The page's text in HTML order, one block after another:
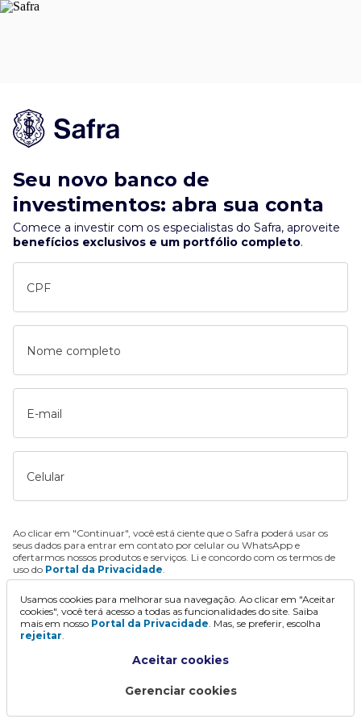
Seu novo banco de
investimentos: abra sua conta
Comece a investir com os especialistas do Safra, aproveite
benefícios exclusivos e um portfólio completo.
CPF
Nome completo
E-mail
Celular
Ao clicar em "Continuar", você está ciente que o Safra poderá usar os
seus dados para entrar em contato por celular ou WhatsApp e
ofertarmos nossos produtos e serviços. Li e concordo com os termos de
uso do Portal da Privacidade.
Continuar
Usamos cookies para melhorar sua navegação. Ao clicar em "Aceitar
cookies", você terá acesso a todas as funcionalidades do site. Saiba
mais em nosso Portal da Privacidade. Mas, se preferir, escolha
rejeitar.
Aceitar cookies
Gerenciar cookies